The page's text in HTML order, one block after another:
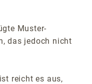
Muster-
das jedoch nicht
reicht es aus,